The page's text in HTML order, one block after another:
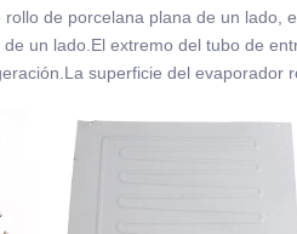
de porcelana plana de un
un lado.El extremo del tubo de
superficie del evaporador